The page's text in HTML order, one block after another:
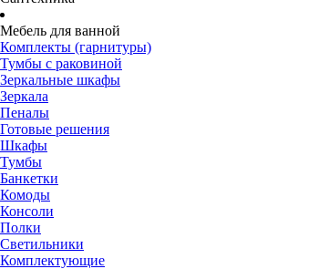
Мебель для ванной
Комплекты (гарнитуры)
Тумбы с раковиной
Зеркальные шкафы
Зеркала
Пеналы
Готовые решения
Шкафы
Тумбы
Банкетки
Комоды
Консоли
Полки
Светильники
Комплектующие